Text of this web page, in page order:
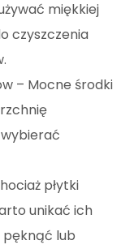
miękkiej
czyszczenia
– Mocne środki
płytki
unikać ich
pęknąć lub